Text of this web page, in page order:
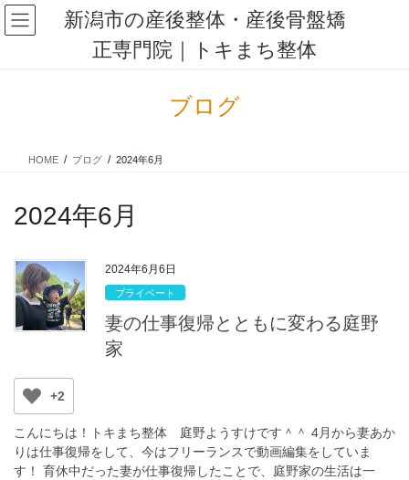
コ
ン
ナ
ビ
新潟市の産後整体・産後骨盤矯
正専門院｜トキまち整体
ブログ
HOME ブログ 2024年6月
2024年6月
2024年6月6日
プライベート
妻の仕事復帰とともに変わる庭野
家
+2
こんにちは！トキまち整体 庭野ようすけです＾＾ 4月から妻あか
りは仕事復帰をして、今はフリーランスで動画編集をしていま
す！ 育休中だった妻が仕事復帰したことで、庭野家の生活は一